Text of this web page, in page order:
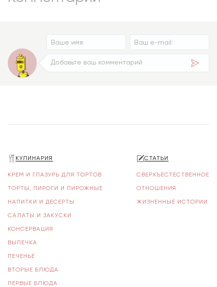
КУЛИНАРИЯ
КРЕМ И ГЛАЗУРЬ ДЛЯ ТОРТОВ
ТОРТЫ, ПИРОГИ И ПИРОЖНЫЕ
НАПИТКИ И ДЕСЕРТЫ
САЛАТЫ И ЗАКУСКИ
КОНСЕРВАЦИЯ
ВЫПЕЧКА
ПЕЧЕНЬЕ
ВТОРЫЕ БЛЮДА
ПЕРВЫЕ БЛЮДА
СТАТЬИ
СВЕРХЪЕСТЕСТВЕННОЕ
ОТНОШЕНИЯ
ЖИЗНЕННЫЕ ИСТОРИИ